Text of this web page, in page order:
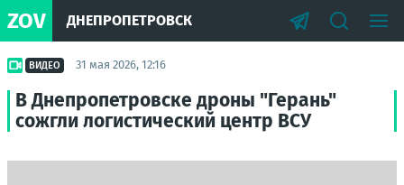
ZOV ДНЕПРОПЕТРОВСК
ВИДЕО 31 мая 2026, 12:16
В Днепропетровске дроны "Герань"
сожгли логистический центр ВСУ